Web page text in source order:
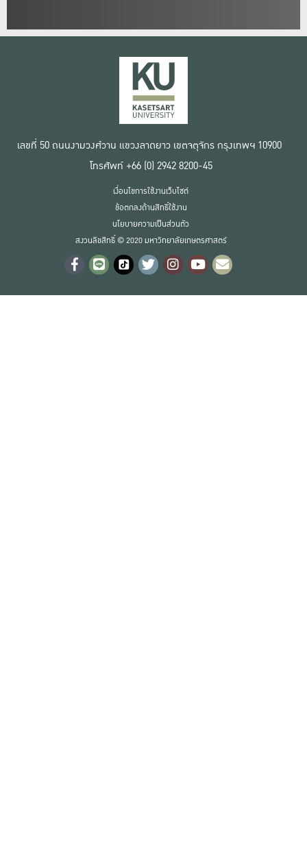
เลขที่ 50 ถนนงามวงศ์วาน แขวงลาดยาว เขตจตุจักร กรุงเทพฯ 10900
โทรศัพท์ +66 (0) 2942 8200-45
สงวนลิขสิทธิ์ © 2020 มหาวิทยาลัยเกษตรศาสตร์
เงื่อนไขการใช้งานเว็บไซต์
ข้อตกลงด้านสิทธิ์ใช้งาน
นโยบายความเป็นส่วนตัว